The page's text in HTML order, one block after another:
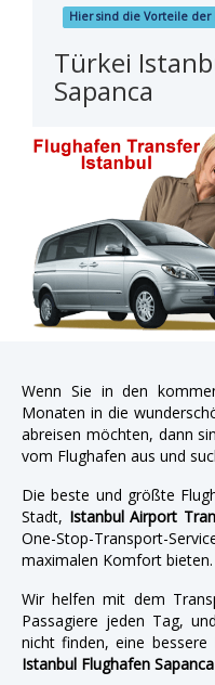
Hier sind die Vorteile der
Türkei
Sapanca
Wenn Sie in den
Monaten in die
abreisen möchten, dann
vom Flughafen aus und
Die beste und größte
Stadt, Istanbul Airport
One-Stop-Transport-
maximalen Komfort bieten.
Wir helfen mit dem
Passagiere jeden Tag,
nicht finden, eine bessere
Istanbul Flughafen